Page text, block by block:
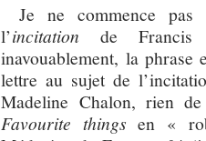
Je ne commence
l’incitation de Francis
inavouablement, la phrase
lettre au sujet de
Madeline Chalon, rien
Favourite things en «